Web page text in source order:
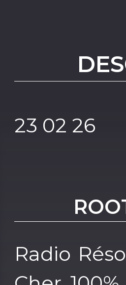
23 02 26
Radio